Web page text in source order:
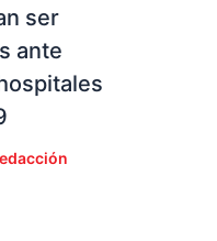
ser
ante